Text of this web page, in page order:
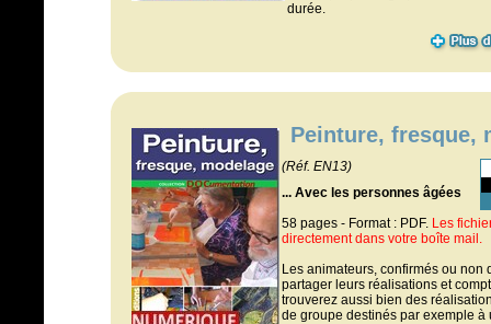
durée.
Peinture, fresque,
(Réf. EN13)
... Avec les personnes âgées
58 pages - Format : PDF. Les
directement dans votre boîte mail.
Les animateurs, confirmés ou non
partager leurs réalisations et
trouverez aussi bien des
de groupe destinés par exemple à